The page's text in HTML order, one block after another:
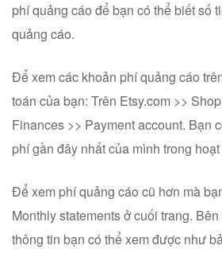
phí quảng cáo để bạn có thể biết số
quảng cáo.
Để xem các khoản phí quảng cáo
toán của bạn: Trên Etsy.com >>
Finances >> Payment account. Bạn
phí gần đây nhất của mình trong
Để xem phí quảng cáo cũ hơn mà
Monthly statements ở cuối trang.
thông tin bạn có thể xem được như